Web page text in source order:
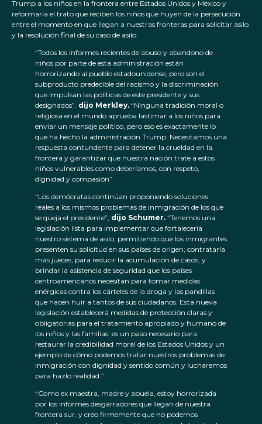
Trump a los niños en la frontera entre Estados Unidos y México y
reformaría el trato que reciben los niños que huyen de la persecución
entre el momento en que llegan a nuestras fronteras para solicitar asilo
y la resolución final de su caso de asilo.
“Todos los informes recientes de abuso y abandono de
niños por parte de esta administración están
horrorizando al pueblo estadounidense, pero son el
subproducto predecible del racismo y la discriminación
que impulsan las políticas de este presidente y sus
designados”. dijo Merkley. “Ninguna tradición moral o
religiosa en el mundo aprueba lastimar a los niños para
enviar un mensaje político, pero eso es exactamente lo
que ha hecho la administración Trump. Necesitamos una
respuesta contundente para detener la crueldad en la
frontera y garantizar que nuestra nación trate a estos
niños vulnerables como deberíamos, con respeto,
dignidad y compasión”.
“Los demócratas continúan proponiendo soluciones
reales a los mismos problemas de inmigración de los que
se queja el presidente”, dijo Schumer. “Tenemos una
legislación lista para implementar que fortalecería
nuestro sistema de asilo, permitiendo que los inmigrantes
presenten su solicitud en sus países de origen; contrataría
más jueces, para reducir la acumulación de casos; y
brindar la asistencia de seguridad que los países
centroamericanos necesitan para tomar medidas
enérgicas contra los cárteles de la droga y las pandillas
que hacen huir a tantos de sus ciudadanos. Esta nueva
legislación establecerá medidas de protección claras y
obligatorias para el tratamiento apropiado y humano de
los niños y las familias: es un paso necesario para
restaurar la credibilidad moral de los Estados Unidos y un
ejemplo de cómo podemos tratar nuestros problemas de
inmigración con dignidad y sentido común y lucharemos
para hazlo realidad.”
“Como ex maestra, madre y abuela, estoy horrorizada
por los informes desgarradores que llegan de nuestra
frontera sur, y creo firmemente que no podemos